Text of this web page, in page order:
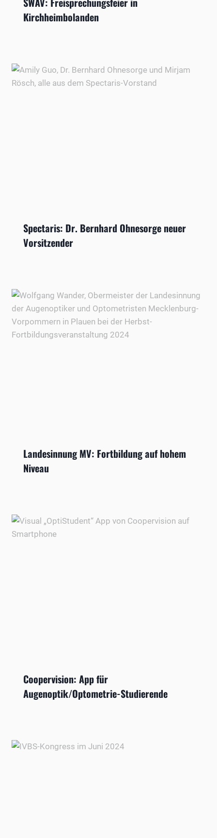
Kirchheimbolanden
Spectaris: Dr. Bernhard Ohnesorge neuer
Vorsitzender
Landesinnung MV: Fortbildung auf hohem
Niveau
Coopervision: App für
Augenoptik/Optometrie-Studierende